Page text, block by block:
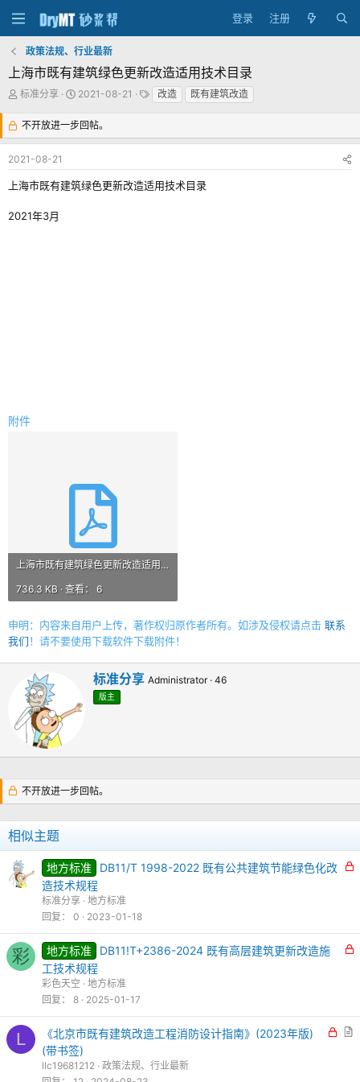
登录 注册
政策法规、行业最新
上海市既有建筑绿色更新改造适用技术目录
主
发
起
标准分享
发
时
间
2021-08-21
标改造 既有建筑改造
不开放进一步回帖。
2021-08-21
上海市既有建筑绿色更新改造适用技术目录
2021年3月
附件
上海市既有建筑绿色更新改造适用技术目录.pdf
736.3 KB · 查看： 6
申明：内容来自用户上传，著作权归原作者所有。如涉及侵权请点击 联系
我们！请不要使用下载软件下载附件！
撰
写
者
标准分享 Administrator · 46
版主
不开放进一步回帖。
相似主题
地方标准
DB11/T 1998-2022 既有公共建筑节能绿色化改
造技术规程
标准分享 地方标准
回复
0 2023-01-18
彩 地方标准
DB11!T+2386-2024 既有高层建筑更新改造施
工技术规程
彩色天空
地方标准
回复
8 2025-01-17
L
锁
《北京市既有建筑改造工程消防设计指南》(2023年版)
(带书签)
llc19681212
政策法规、行业最新